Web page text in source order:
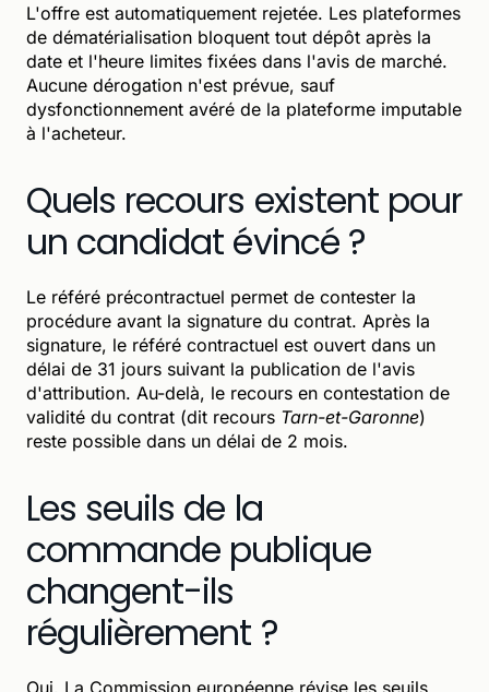
L'offre est automatiquement rejetée. Les plateformes
de dématérialisation bloquent tout dépôt après la
date et l'heure limites fixées dans l'avis de marché.
Aucune dérogation n'est prévue, sauf
dysfonctionnement avéré de la plateforme imputable
à l'acheteur.
Quels recours existent pour
un candidat évincé ?
Le référé précontractuel permet de contester la
procédure avant la signature du contrat. Après la
signature, le référé contractuel est ouvert dans un
délai de 31 jours suivant la publication de l'avis
d'attribution. Au-delà, le recours en contestation de
validité du contrat (dit recours Tarn-et-Garonne)
reste possible dans un délai de 2 mois.
Les seuils de la
commande publique
changent-ils
régulièrement ?
Oui. La Commission européenne révise les seuils